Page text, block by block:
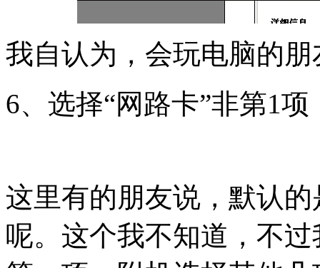
我自认为，会玩电脑的
6、选择“网路卡”非第1
这里有的朋友说，默认
呢。这个我不知道，不